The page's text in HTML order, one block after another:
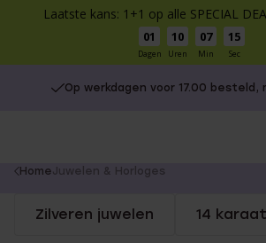
Laatste kans: 1+1 op alle SPECIAL
01
Dagen
10
Uren
07
Min
15
Sec
Op werkdagen voor 17.00 besteld,
Gratis verzending vanaf
You
here:
HomeJuwelen & Horloges
Zilveren juwelen 14